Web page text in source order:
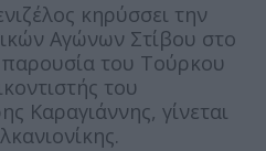
κηρύσσει την
Αγώνων Στίβου στο
του Τούρκου
του
Καραγιάννης, γίνεται